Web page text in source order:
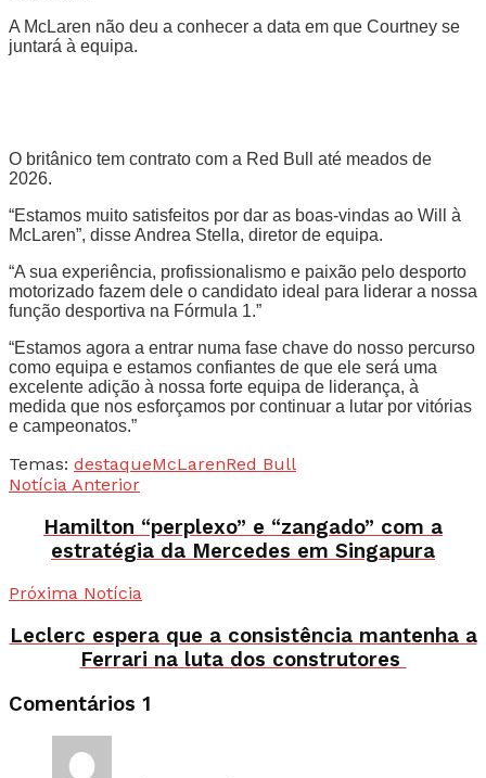
A McLaren não deu a conhecer a data em que Courtney se
juntará à equipa.
O britânico tem contrato com a Red Bull até meados de
2026.
“Estamos muito satisfeitos por dar as boas-vindas ao Will à
McLaren”, disse Andrea Stella, diretor de equipa.
“A sua experiência, profissionalismo e paixão pelo desporto
motorizado fazem dele o candidato ideal para liderar a nossa
função desportiva na Fórmula 1.”
“Estamos agora a entrar numa fase chave do nosso percurso
como equipa e estamos confiantes de que ele será uma
excelente adição à nossa forte equipa de liderança, à
medida que nos esforçamos por continuar a lutar por vitórias
e campeonatos.”
Temas: destaqueMcLarenRed Bull
Notícia Anterior
Hamilton “perplexo” e “zangado” com a
estratégia da Mercedes em Singapura
Próxima Notícia
Leclerc espera que a consistência mantenha a
Ferrari na luta dos construtores
Comentários 1